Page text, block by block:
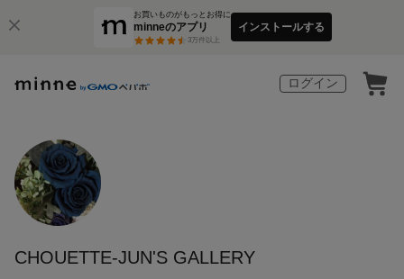
お買いものがもっとお得に
minneのアプリ
3万件以上
インストールする
ログイン
CHOUETTE-JUN'S GALLERY